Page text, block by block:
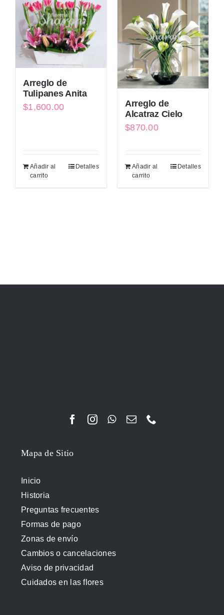
Arreglo de
Tulipanes Anita
$1,600.00
Añadir al
carrito
Detalles
Arreglo de
Alcatraz Cielo
$870.00
Añadir al
carrito
Detalles
Mapa de Sitio
Inicio
Historia
Preguntas frecuentes
Formas de pago
Zonas de envío
Cambios o cancelaciones
Aviso de privacidad
Cuidados en las flores